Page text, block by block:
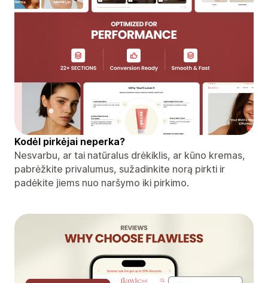
Kodėl pirkėjai neperka?
Nesvarbu, ar tai natūralus drėkiklis, ar kūno kremas,
pabrėžkite privalumus, sužadinkite norą pirkti ir
padėkite jiems nuo naršymo iki pirkimo.